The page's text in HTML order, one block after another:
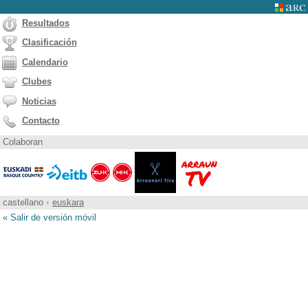
Resultados
Clasificación
Calendario
Clubes
Noticias
Contacto
Colaboran
castellano • euskara
« Salir de versión móvil